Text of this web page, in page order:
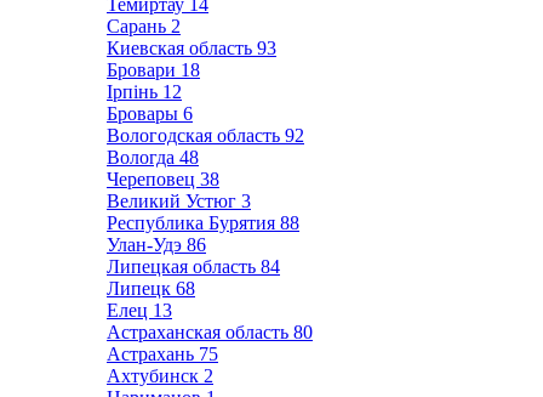
Темиртау 14
Сарань 2
Киевская область 93
Бровари 18
Ірпінь 12
Бровары 6
Вологодская область 92
Вологда 48
Череповец 38
Великий Устюг 3
Республика Бурятия 88
Улан-Удэ 86
Липецкая область 84
Липецк 68
Елец 13
Астраханская область 80
Астрахань 75
Ахтубинск 2